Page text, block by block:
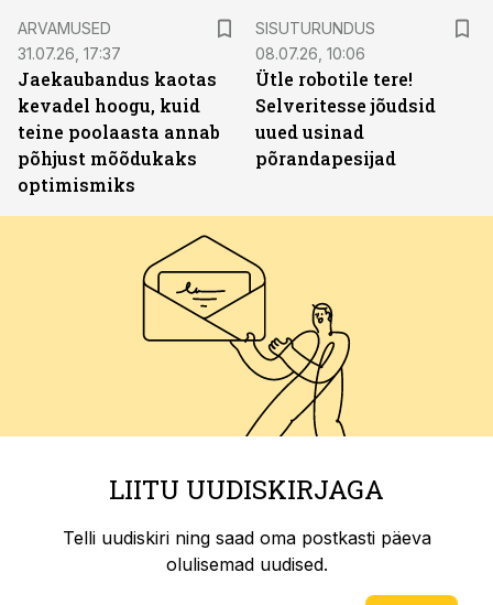
ARVAMUSED
31.07.26, 17:37
Jaekaubandus kaotas
kevadel hoogu, kuid
teine poolaasta annab
põhjust mõõdukaks
optimismiks
SISUTURUNDUS
08.07.26, 10:06
Ütle robotile tere!
Selveritesse jõudsid
uued usinad
põrandapesijad
LIITU UUDISKIRJAGA
Telli uudiskiri ning saad oma postkasti päeva
olulisemad uudised.